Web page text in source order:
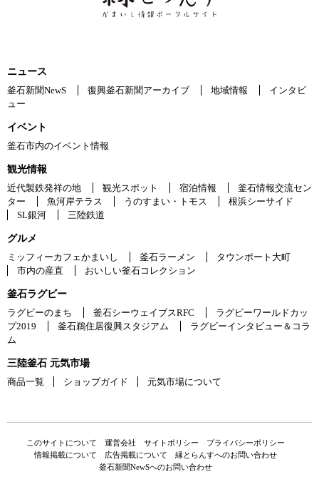
ニュース
釜石新聞NewS
復興釜石新聞アーカイブ 地域情報
インタビ
ュー
イベント
釜石市内のイベント情報
観光情報
近代製鉄発祥の地
観光スポット 宿泊情報
釜石情報交流セン
ター
魚河岸テラス うのすまい・トモス
根浜シーサイド
SL銀河
三陸鉄道
グルメ
ミッフィーカフェかまいし
釜石ラーメン
タウンポート大町
市内の産直
おいしい釜石コレクション
釜石ラグビー
ラグビーのまち
釜石シーウェイブスRFC
ラグビーワールドカッ
プ2019
釜石鵜住居復興スタジアム
ラグビーインタビュー＆コラ
ム
三陸釜石 元気市場
商品一覧
ショップガイド 元気市場について
このサイトについて 運営会社 サイトポリシー
プライバシーポリシー
情報掲載について
広告掲載について
縁とらんすへのお問い合わせ
釜石新聞NewSへのお問い合わせ